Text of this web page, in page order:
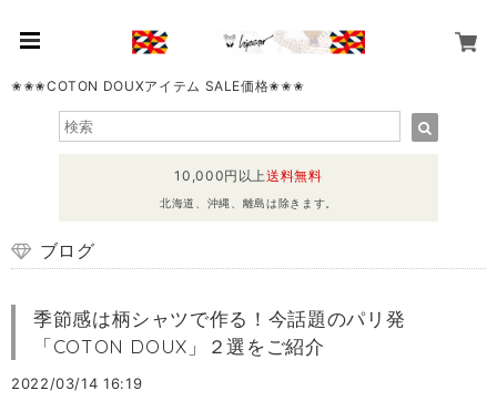
✬✬✬COTON DOUXアイテム SALE価格✬✬✬
10,000円以上送料無料
北海道、沖縄、離島は除きます。
ブログ
季節感は柄シャツで作る！今話題のパリ発
「COTON DOUX」２選をご紹介
2022/03/14 16:19